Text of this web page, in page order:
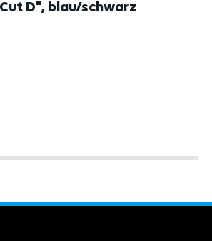
D", blau/schwarz